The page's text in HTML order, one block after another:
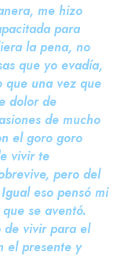
me hizo
para
la pena, no
que yo evadía,
que una vez que
dolor de
de mucho
el goro goro
vivir te
pero del
eso pensó mi
se aventó.
de vivir para el
el presente y